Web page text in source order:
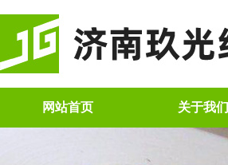
网站首页 关于我们